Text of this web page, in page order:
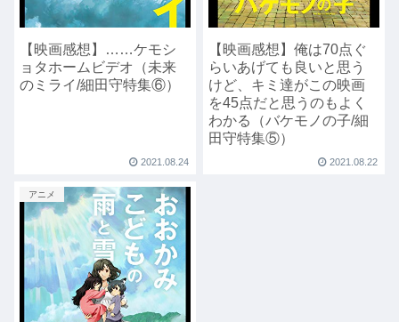
【映画感想】……ケモシ
ョタホームビデオ（未来
のミライ/細田守特集⑥）
2021.08.24
【映画感想】俺は70点ぐ
らいあげても良いと思う
けど、キミ達がこの映画
を45点だと思うのもよく
わかる（バケモノの子/細
田守特集⑤）
2021.08.22
アニメ